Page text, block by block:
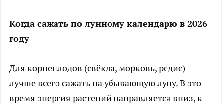
Когда сажать по лунному календарю в 2026
году
Для корнеплодов (свёкла, морковь, редис)
лучше всего сажать на убывающую луну. В это
время энергия растений направляется вниз, к